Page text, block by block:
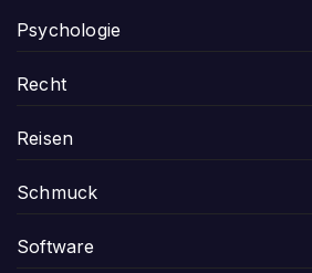
Psychologie
Recht
Reisen
Schmuck
Software